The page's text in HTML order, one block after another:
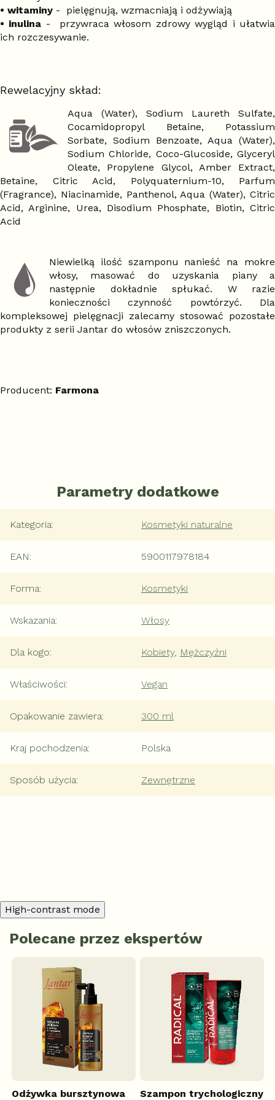
• witaminy - pielęgnują, wzmacniają i odżywiają
• inulina - przywraca włosom zdrowy wygląd i ułatwia
ich rozczesywanie.
Rewelacyjny skład:
Aqua (Water), Sodium Laureth Sulfate,
Cocamidopropyl Betaine, Potassium
Sorbate, Sodium Benzoate, Aqua (Water),
Sodium Chloride, Coco-Glucoside, Glyceryl
Oleate, Propylene Glycol, Amber Extract,
Betaine, Citric Acid, Polyquaternium-10, Parfum
(Fragrance), Niacinamide, Panthenol, Aqua (Water), Citric
Acid, Arginine, Urea, Disodium Phosphate, Biotin, Citric
Acid
Niewielką ilość szamponu nanieść na mokre
włosy, masować do uzyskania piany a
następnie dokładnie spłukać. W razie
konieczności czynność powtórzyć. Dla
kompleksowej pielęgnacji zalecamy stosować pozostałe
produkty z serii Jantar do włosów zniszczonych.
Producent: Farmona
Parametry dodatkowe
Kategoria: Kosmetyki naturalne
EAN: 5900117978184
Forma: Kosmetyki
Wskazania: Włosy
Dla kogo: Kobiety, Mężczyźni
Właściwości: Vegan
Opakowanie zawiera: 300 ml
Kraj pochodzenia: Polska
Sposób użycia: Zewnętrzne
High-contrast mode
Polecane przez ekspertów
Odżywka bursztynowa
Szampon trychologiczny